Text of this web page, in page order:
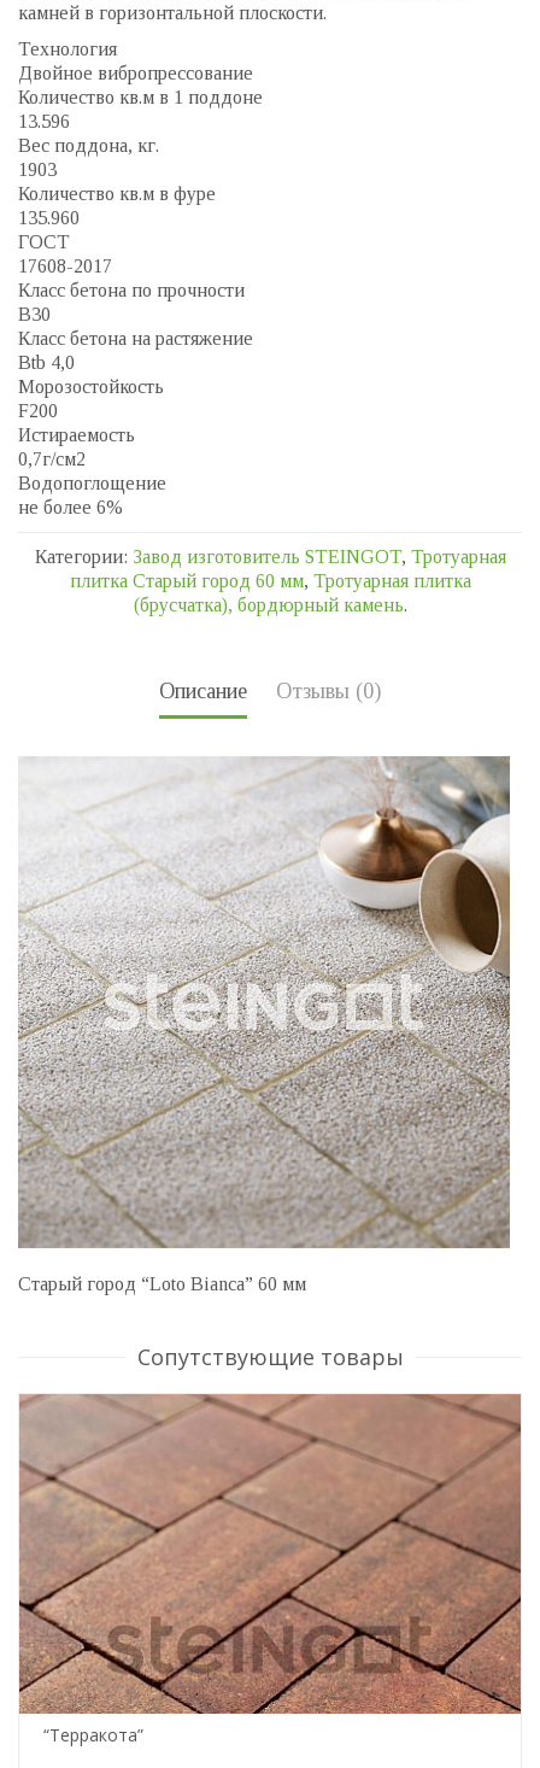
камней в горизонтальной плоскости.
Технология
Двойное вибропрессование
Количество кв.м в 1 поддоне
13.596
Вес поддона, кг.
1903
Количество кв.м в фуре
135.960
ГОСТ
17608-2017
Класс бетона по прочности
B30
Класс бетона на растяжение
Btb 4,0
Морозостойкость
F200
Истираемость
0,7г/см2
Водопоглощение
не более 6%
Категории: Завод изготовитель STEINGOT, Тротуарная
плитка Старый город 60 мм, Тротуарная плитка
(брусчатка), бордюрный камень.
Описание Отзывы (0)
Старый город “Loto Bianca” 60 мм
Сопутствующие товары
“Терракота”